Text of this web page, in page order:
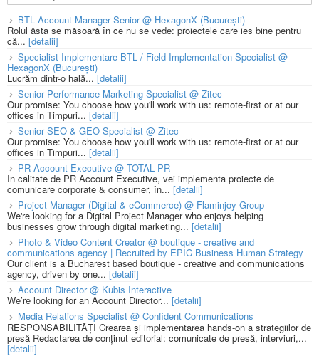
BTL Account Manager Senior @ HexagonX (București)
Rolul ăsta se măsoară în ce nu se vede: proiectele care ies bine pentru
că... [detalii]
Specialist Implementare BTL / Field Implementation Specialist @
HexagonX (București)
Lucrăm dintr-o hală...[detalii]
Senior Performance Marketing Specialist @ Zitec
Our promise: You choose how you'll work with us: remote-first or at our
offices in Timpuri... [detalii]
Senior SEO & GEO Specialist @ Zitec
Our promise: You choose how you'll work with us: remote-first or at our
offices in Timpuri... [detalii]
PR Account Executive @ TOTAL PR
În calitate de PR Account Executive, vei implementa proiecte de
comunicare corporate & consumer, în... [detalii]
Project Manager (Digital & eCommerce) @ Flaminjoy Group
We're looking for a Digital Project Manager who enjoys helping
businesses grow through digital marketing... [detalii]
Photo & Video Content Creator @ boutique - creative and
communications agency | Recruited by EPIC Business Human Strategy
Our client is a Bucharest based boutique - creative and communications
agency, driven by one... [detalii]
Account Director @ Kubis Interactive
We’re looking for an Account Director... [detalii]
Media Relations Specialist @ Confident Communications
RESPONSABILITĂȚI Crearea și implementarea hands-on a strategiilor de
presă Redactarea de conținut editorial: comunicate de presă, interviuri,...
[detalii]